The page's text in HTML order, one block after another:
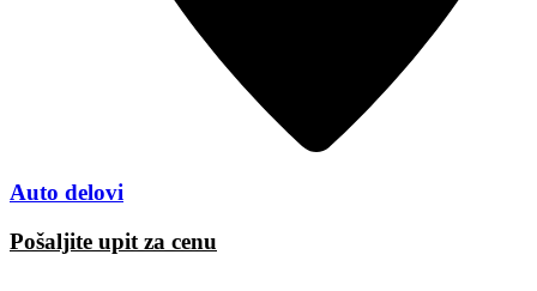
Auto delovi
Pošaljite upit za cenu